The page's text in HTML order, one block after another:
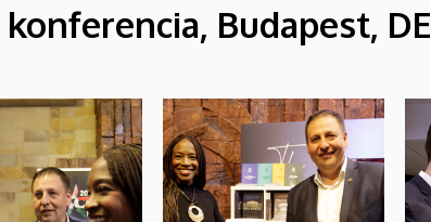
konferencia, Budapest, DE